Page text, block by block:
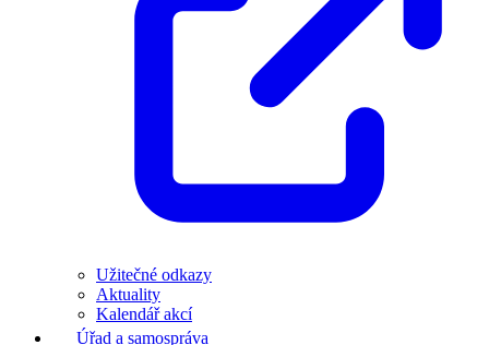
Užitečné odkazy
Aktuality
Kalendář akcí
Úřad a samospráva